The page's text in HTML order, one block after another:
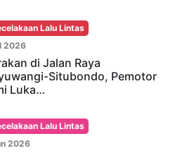
Lalu Lintas
2026
di Jalan Raya
Situbondo, Pemotor
Luka…
Lalu Lintas
2026